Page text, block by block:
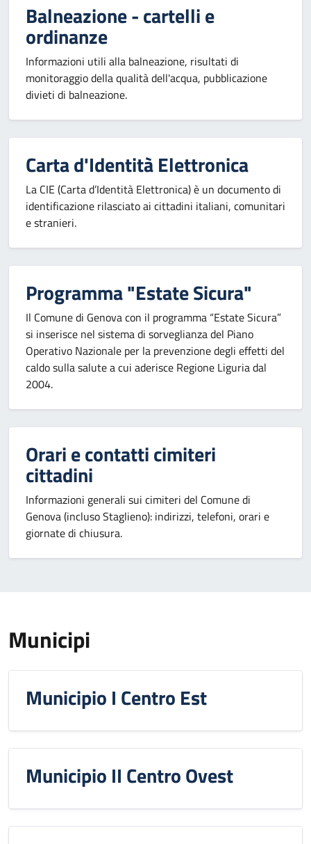
Balneazione - cartelli e
ordinanze
Informazioni utili alla balneazione, risultati di
monitoraggio della qualità dell'acqua, pubblicazione
divieti di balneazione.
Carta d'Identità Elettronica
La CIE (Carta d’Identità Elettronica) è un documento di
identificazione rilasciato ai cittadini italiani, comunitari
e stranieri.
Programma "Estate Sicura"
Il Comune di Genova con il programma “Estate Sicura”
si inserisce nel sistema di sorveglianza del Piano
Operativo Nazionale per la prevenzione degli effetti del
caldo sulla salute a cui aderisce Regione Liguria dal
2004.
Orari e contatti cimiteri
cittadini
Informazioni generali sui cimiteri del Comune di
Genova (incluso Staglieno): indirizzi, telefoni, orari e
giornate di chiusura.
Municipi
Municipio I Centro Est
Municipio II Centro Ovest